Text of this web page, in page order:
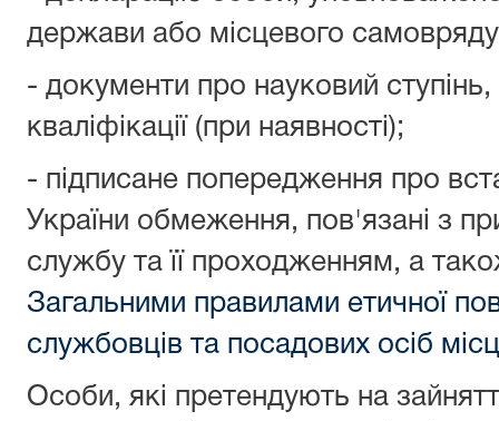
держави або місцевого
- документи про науковий
кваліфікації (при наявності);
- підписане попередження про
України обмеження, пов'язані з
службу та її проходженням, а
Загальними правилами етичної
службовців та посадових осіб
Особи, які претендують на